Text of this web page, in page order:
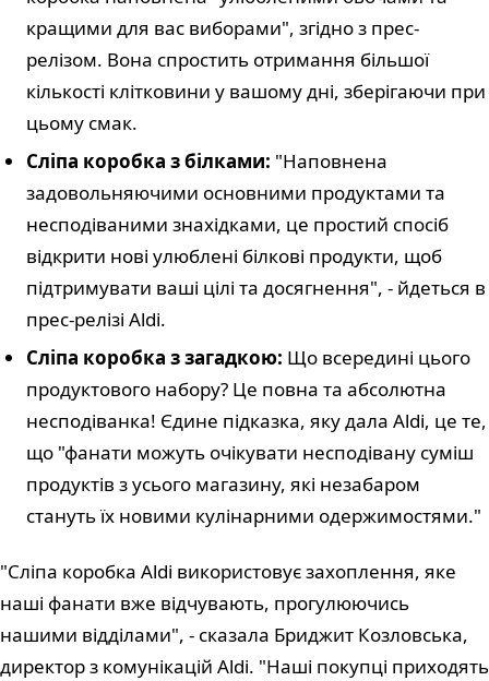
кращими для вас виборами", згідно з прес-
релізом. Вона спростить отримання більшої
кількості клітковини у вашому дні, зберігаючи при
цьому смак.
Сліпа коробка з білками: "Наповнена
задовольняючими основними продуктами та
несподіваними знахідками, це простий спосіб
відкрити нові улюблені білкові продукти, щоб
підтримувати ваші цілі та досягнення", - йдеться в
прес-релізі Aldi.
Сліпа коробка з загадкою: Що всередині цього
продуктового набору? Це повна та абсолютна
несподіванка! Єдине підказка, яку дала Aldi, це те,
що "фанати можуть очікувати несподівану суміш
продуктів з усього магазину, які незабаром
стануть їх новими кулінарними одержимостями."
"Сліпа коробка Aldi використовує захоплення, яке
наші фанати вже відчувають, прогулюючись
нашими відділами", - сказала Бриджит Козловська,
директор з комунікацій Aldi. "Наші покупці приходять